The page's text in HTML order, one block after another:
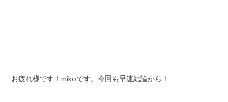
お疲れ様です！mikoです。今回も早速結論から！